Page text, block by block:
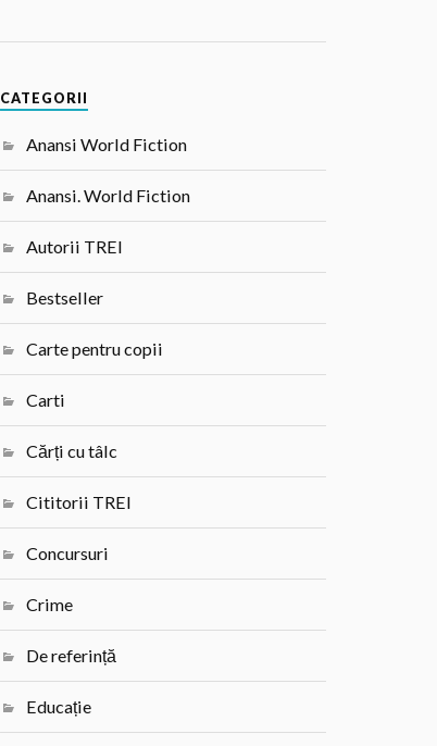
CATEGORII
Anansi World Fiction
Anansi. World Fiction
Autorii TREI
Bestseller
Carte pentru copii
Carti
Cărți cu tâlc
Cititorii TREI
Concursuri
Crime
De referință
Educație